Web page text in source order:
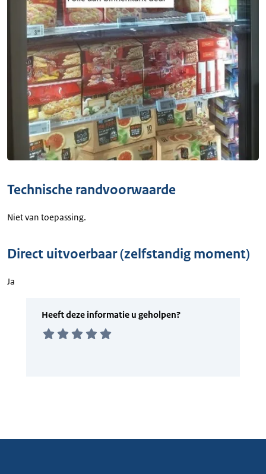
Technische randvoorwaarde
Niet van toepassing.
Direct uitvoerbaar (zelfstandig moment)
Ja